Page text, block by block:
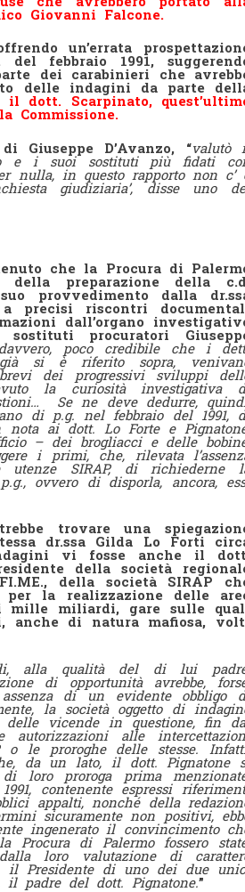
Giovanni Falcone.
un’errata
febbraio 1991,
dei carabinieri che
delle indagini da parte
dott. Scarpinato,
Commissione.
D’Avanzo, “valutò
e i suoi sostituti più fidati
nulla, in questo rapporto non c’
giudiziaria’, disse uno
che la Procura di
della preparazione della
provvedimento dalla
precisi riscontri
dall’organo
procuratori
poco credibile che i
si è riferito sopra,
dei progressivi sviluppi
la curiosità investigativa
Se ne deve dedurre,
di p.g. nel febbraio del 1991,
nota ai dott. Lo Forte e
– dei brogliacci e delle
i primi, che, rilevata
utenze SIRAP, di richiederne
ovvero di disporla, ancora,
trovare una
dr.ssa Gilda Lo Forti
vi fosse anche il
della società
della società SIRAP
la realizzazione delle
mille miliardi, gare sulle
di natura mafiosa,
alla qualità del di lui
di opportunità avrebbe,
di un evidente obbligo
la società oggetto di
delle vicende in questione, fin
alle
o le proroghe delle stesse.
da un lato, il dott. Pignatone
loro proroga prima
contenente espressi
appalti, nonché della
sicuramente non positivi,
ingenerato il convincimento
Procura di Palermo fossero
loro valutazione di
il Presidente di uno dei due
il padre del dott. Pignatone.”